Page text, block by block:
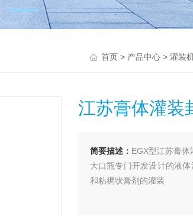
首页> 产品中心> 灌装
江苏膏体灌装
简要描述： EGX型江苏膏
大口瓶专门开发设计的液
和粘稠状膏剂的灌装